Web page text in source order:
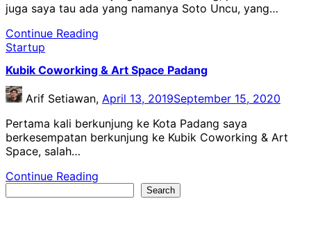
juga saya tau ada yang namanya Soto Uncu, yang…
Continue Reading
Startup
Kubik Coworking & Art Space Padang
Arif Setiawan, April 13, 2019September 15, 2020
Pertama kali berkunjung ke Kota Padang saya
berkesempatan berkunjung ke Kubik Coworking & Art
Space, salah…
Continue Reading
Search